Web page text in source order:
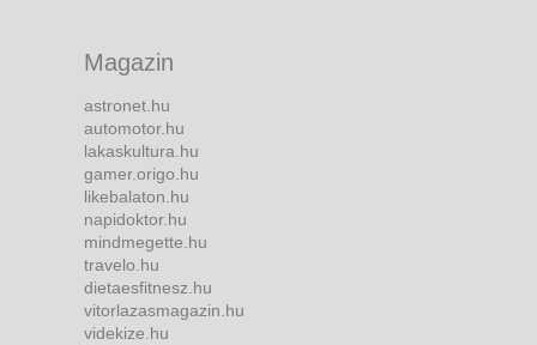
Magazin
astronet.hu
automotor.hu
lakaskultura.hu
gamer.origo.hu
likebalaton.hu
napidoktor.hu
mindmegette.hu
travelo.hu
dietaesfitnesz.hu
vitorlazasmagazin.hu
videkize.hu